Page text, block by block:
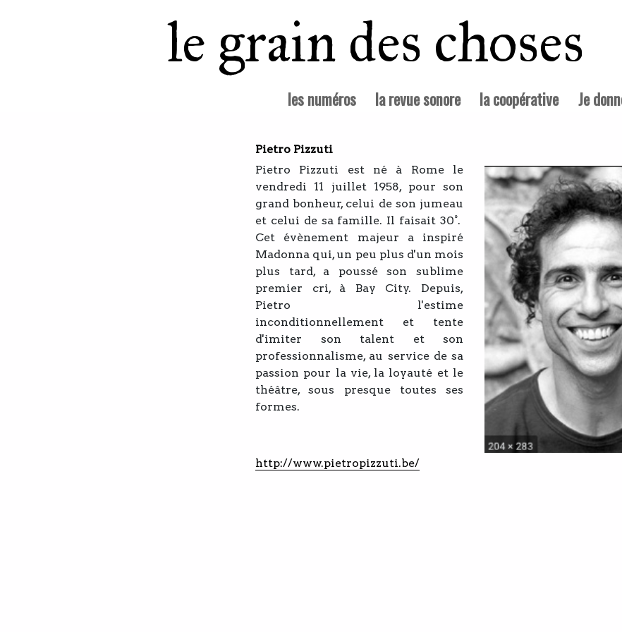
le grain des choses
les numéros la revue sonore la coopérative Je
Pietro Pizzuti
Pietro Pizzuti est né à Rome le
vendredi 11 juillet 1958, pour son
grand bonheur, celui de son jumeau
et celui de sa famille. Il faisait 30°.
Cet évènement majeur a inspiré
Madonna qui, un peu plus d'un mois
plus tard, a poussé son sublime
premier cri, à Bay City. Depuis,
Pietro l'estime
inconditionnellement et tente
d'imiter son talent et son
professionnalisme, au service de sa
passion pour la vie, la loyauté et le
théâtre, sous presque toutes ses
formes.
http://www.pietropizzuti.be/